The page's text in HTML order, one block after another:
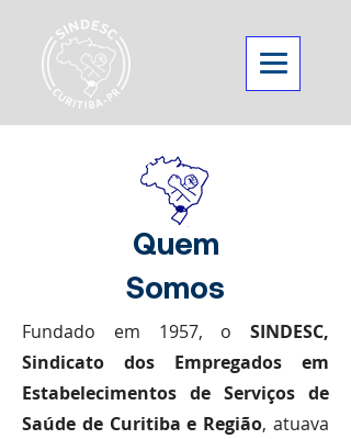
Quem
Somos
Fundado em 1957, o SINDESC,
Sindicato dos Empregados em
Estabelecimentos de Serviços de
Saúde de Curitiba e Região, atuava